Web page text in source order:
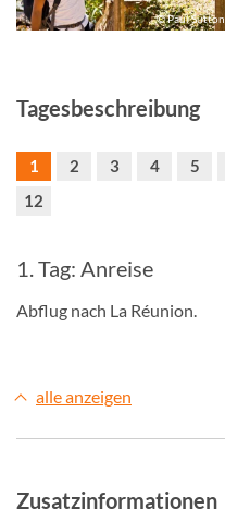
© Paul Sutton
Tagesbeschreibung
1 2 3 4 5
12
1. Tag: Anreise
Abflug nach La Réunion.
alle anzeigen
Zusatzinformationen